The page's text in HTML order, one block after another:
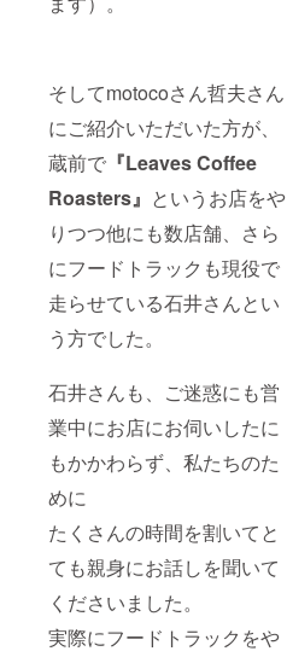
そしてmotocoさん哲夫さん
にご紹介いただいた方が、
蔵前で 『Leaves Coffee
Roasters』 というお店をや
りつつ他にも数店舗、さら
にフードトラックも現役で
走らせている石井さんとい
う方でした。
石井さんも、ご迷惑にも営
業中にお店にお伺いしたに
もかかわらず、私たちのた
めに
たくさんの時間を割いてと
ても親身にお話しを聞いて
くださいました。
実際にフードトラックをや